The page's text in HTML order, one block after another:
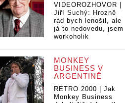
VIDEOROZHOVOR |
Jiří Suchý: Hrozně
rád bych lenošil, ale
já to nedovedu, jsem
workoholik
MONKEY
BUSINESS V
ARGENTINĚ
RETRO 2000 | Jak
Monkey Business